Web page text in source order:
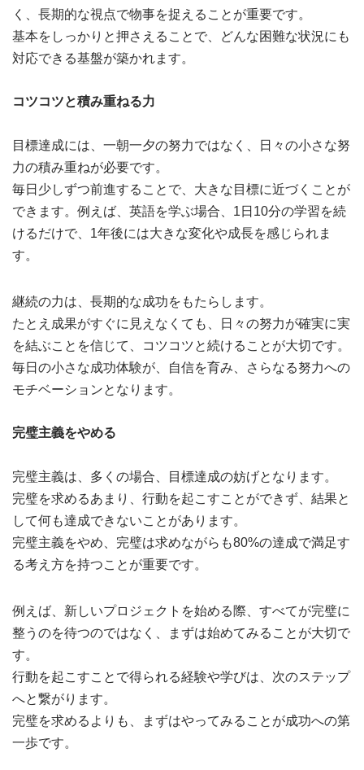
く、長期的な視点で物事を捉えることが重要です。
基本をしっかりと押さえることで、どんな困難な状況にも
対応できる基盤が築かれます。
コツコツと積み重ねる力
目標達成には、一朝一夕の努力ではなく、日々の小さな努
力の積み重ねが必要です。
毎日少しずつ前進することで、大きな目標に近づくことが
できます。例えば、英語を学ぶ場合、1日10分の学習を続
けるだけで、1年後には大きな変化や成長を感じられま
す。
継続の力は、長期的な成功をもたらします。
たとえ成果がすぐに見えなくても、日々の努力が確実に実
を結ぶことを信じて、コツコツと続けることが大切です。
毎日の小さな成功体験が、自信を育み、さらなる努力への
モチベーションとなります。
完璧主義をやめる
完璧主義は、多くの場合、目標達成の妨げとなります。
完璧を求めるあまり、行動を起こすことができず、結果と
して何も達成できないことがあります。
完璧主義をやめ、完璧は求めながらも80%の達成で満足す
る考え方を持つことが重要です。
例えば、新しいプロジェクトを始める際、すべてが完璧に
整うのを待つのではなく、まずは始めてみることが大切で
す。
行動を起こすことで得られる経験や学びは、次のステップ
へと繋がります。
完璧を求めるよりも、まずはやってみることが成功への第
一歩です。